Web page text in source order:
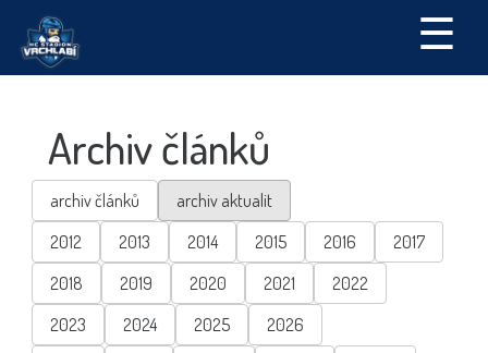
☰
Archiv článků
archiv článků
archiv aktualit
2012
2013 2014 2015 2016
2017
2018
2019 2020 2021
2022
2023
2024 2025
2026